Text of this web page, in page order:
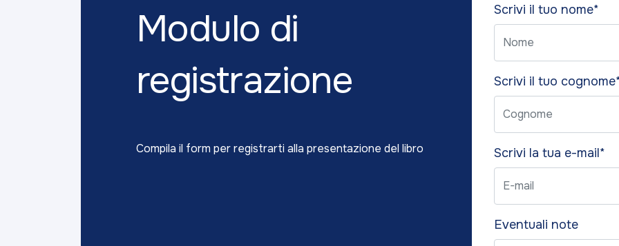
Modulo di
registrazione
Compila il form per registrarti alla presentazione del libro
Please
leave
this
field
empty.
Scrivi il tuo nome*
Scrivi il tuo
Scrivi la tua e-mail*
Eventuali note